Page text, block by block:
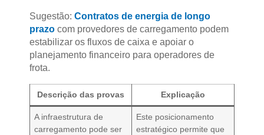
Sugestão: Contratos de energia de longo
prazo com provedores de carregamento podem
estabilizar os fluxos de caixa e apoiar o
planejamento financeiro para operadores de
frota.
Descrição das provas Explicação
A infraestrutura de
carregamento pode ser
Este posicionamento
estratégico permite que